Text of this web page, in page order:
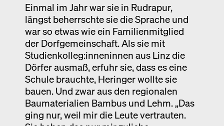
Einmal im Jahr war sie in Rudrapur,
längst beherrschte sie die Sprache und
war so etwas wie ein Familienmitglied
der Dorfgemeinschaft. Als sie mit
Studienkolleg:inneninnen aus Linz die
Dörfer ausmaß, erfuhr sie, dass es eine
Schule brauchte, Heringer wollte sie
bauen. Und zwar aus den regionalen
Baumaterialien Bambus und Lehm. „Das
ging nur, weil mir die Leute vertrauten.